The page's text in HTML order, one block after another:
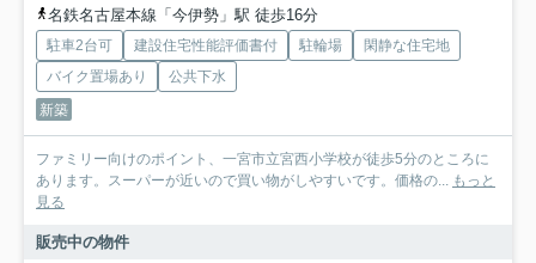
名鉄名古屋本線「今伊勢」駅 徒歩16分
駐車2台可 建設住宅性能評価書付 駐輪場
閑静な住宅地
バイク置場あり
公共下水
新築
ファミリー向けのポイント、一宮市立宮西小学校が徒歩5分のところに
あります。スーパーが近いので買い物がしやすいです。価格の... もっと
見る
販売中の物件